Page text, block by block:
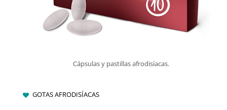
Cápsulas y pastillas afrodisíacas.
GOTAS AFRODISÍACAS